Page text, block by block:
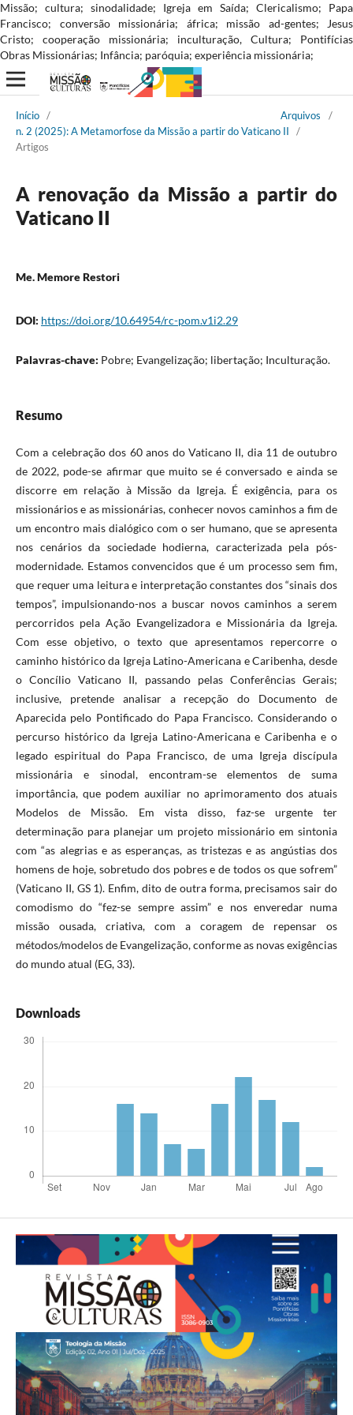
Missão; cultura; sinodalidade; Igreja em Saída; Clericalismo; Papa
Francisco; conversão missionária; áfrica; missão ad-gentes; Jesus
Cristo; cooperação missionária; inculturação, Cultura; Pontifícias
Obras Missionárias; Infância; paróquia; experiência missionária;
Início / Arquivos
/
n. 2 (2025): A Metamorfose da Missão a partir do Vaticano II
/
Artigos
A renovação da Missão a partir do
Vaticano II
Me. Memore Restori
DOI: https://doi.org/10.64954/rc-pom.v1i2.29
Palavras-chave: Pobre; Evangelização; libertação; Inculturação.
Resumo
Com a celebração dos 60 anos do Vaticano II, dia 11 de outubro
de 2022, pode-se afirmar que muito se é conversado e ainda se
discorre em relação à Missão da Igreja. É exigência, para os
missionários e as missionárias, conhecer novos caminhos a fim de
um encontro mais dialógico com o ser humano, que se apresenta
nos cenários da sociedade hodierna, caracterizada pela pós-
modernidade. Estamos convencidos que é um processo sem fim,
que requer uma leitura e interpretação constantes dos “sinais dos
tempos”, impulsionando-nos a buscar novos caminhos a serem
percorridos pela Ação Evangelizadora e Missionária da Igreja.
Com esse objetivo, o texto que apresentamos repercorre o
caminho histórico da Igreja Latino-Americana e Caribenha, desde
o Concílio Vaticano II, passando pelas Conferências Gerais;
inclusive, pretende analisar a recepção do Documento de
Aparecida pelo Pontificado do Papa Francisco. Considerando o
percurso histórico da Igreja Latino-Americana e Caribenha e o
legado espiritual do Papa Francisco, de uma Igreja discípula
missionária e sinodal, encontram-se elementos de suma
importância, que podem auxiliar no aprimoramento dos atuais
Modelos de Missão. Em vista disso, faz-se urgente ter
determinação para planejar um projeto missionário em sintonia
com “as alegrias e as esperanças, as tristezas e as angústias dos
homens de hoje, sobretudo dos pobres e de todos os que sofrem”
(Vaticano II, GS 1). Enfim, dito de outra forma, precisamos sair do
comodismo do “fez-se sempre assim” e nos enveredar numa
missão ousada, criativa, com a coragem de repensar os
métodos/modelos de Evangelização, conforme as novas exigências
do mundo atual (EG, 33).
Downloads